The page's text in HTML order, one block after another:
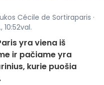
Cécile de Sortiraparis ·
yra viena iš
ir pačiame yra
kurie puošia